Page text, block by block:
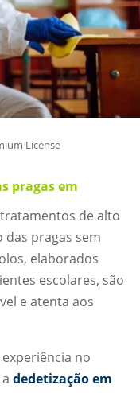
License
pragas em
de alto
pragas sem
elaborados
escolares, são
e atenta aos
no
dedetização em